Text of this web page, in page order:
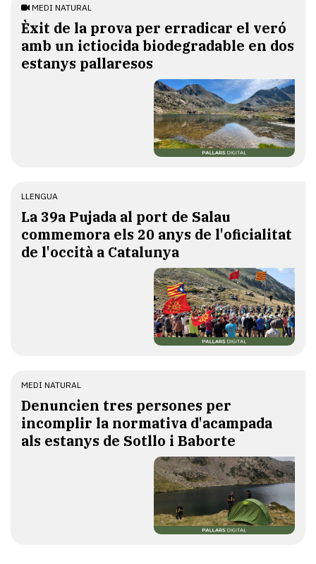
MEDI NATURAL
Èxit de la prova per erradicar el veró
amb un ictiocida biodegradable en dos
estanys pallaresos
LLENGUA
​La 39a Pujada al port de Salau
commemora els 20 anys de l'oficialitat
de l'occità a Catalunya
MEDI NATURAL
Denuncien tres persones per
incomplir la normativa d'acampada
als estanys de Sotllo i Baborte